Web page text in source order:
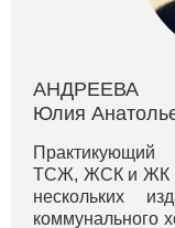
АНДРЕЕВА
Юлия
Практикующий
ТСЖ, ЖСК и ЖК
нескольких
коммунального